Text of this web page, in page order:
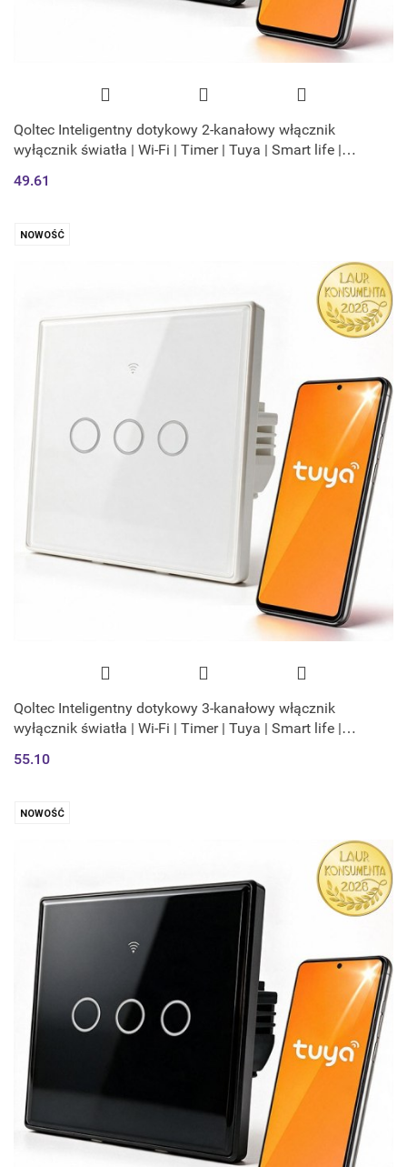
Qoltec Inteligentny dotykowy 2-kanałowy włącznik
wyłącznik światła | Wi-Fi | Timer | Tuya | Smart life |
49.61
NOWOŚĆ
Qoltec Inteligentny dotykowy 3-kanałowy włącznik
wyłącznik światła | Wi-Fi | Timer | Tuya | Smart life |
55.10
NOWOŚĆ